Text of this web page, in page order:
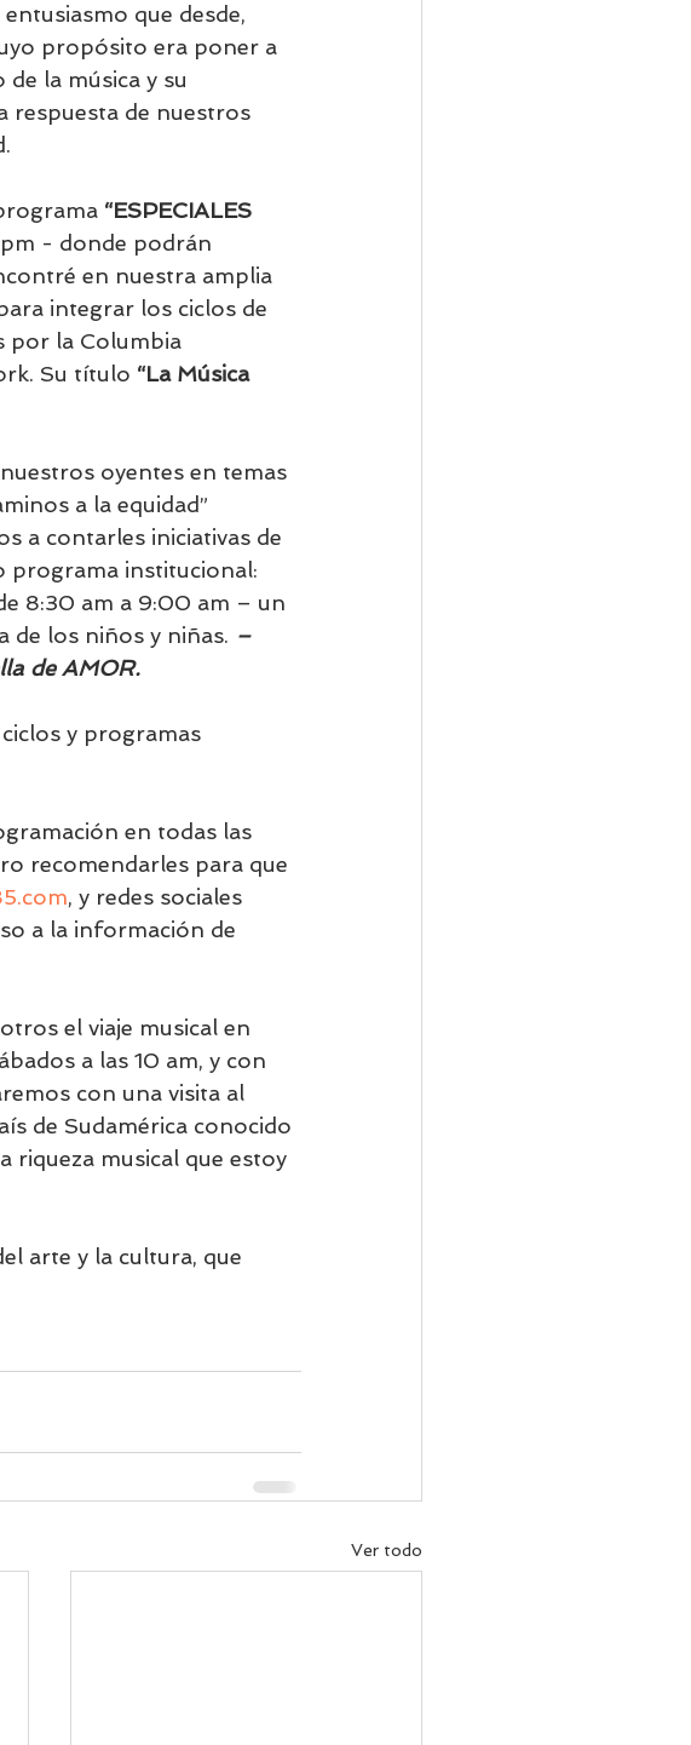
que desde,
propósito era poner a
la música y su
respuesta de nuestros
“ESPECIALES
- donde podrán
en nuestra amplia
integrar los ciclos de
por la Columbia
Su título “La Música
oyentes en temas
a la equidad”
a contarles iniciativas de
programa institucional:
8:30 am a 9:00 am – un
de los niños y niñas. –
de AMOR.
y programas
en todas las
recomendarles para que
, y redes sociales
a la información de
el viaje musical en
a las 10 am, y con
con una visita al
de Sudamérica conocido
riqueza musical que estoy
arte y la cultura, que
Ver todo